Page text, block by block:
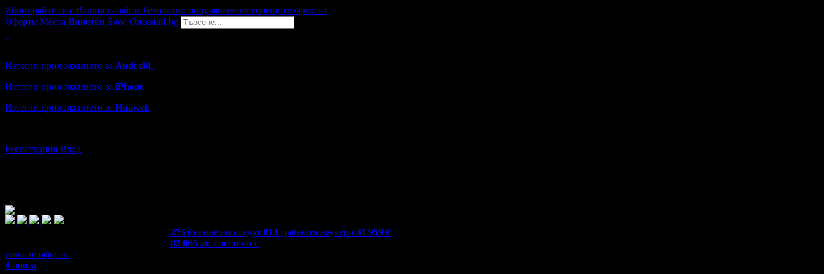
Абонирайте се с Вашия e-mail за безплатно получаване на горещите оферти!
Оферти Места Винетки Блог Опознай.bg
Изтегли приложението за Android.
Изтегли приложението за iPhone.
Изтегли приложението за Huawei.
Регистрация Вход
275 фенове ни следят 813 грабнати ваучери 41 959 €
82 065лв. спестени с
нашите оферти
4 приза